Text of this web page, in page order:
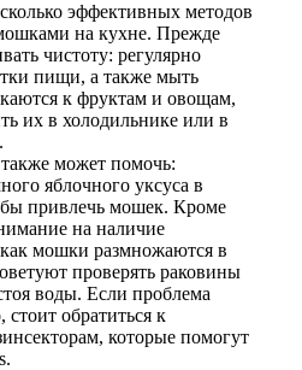
эффективных методов
на кухне. Прежде
чистоту: регулярно
пищи, а также мыть
к фруктам и овощам,
их в холодильнике или в
может помочь:
яблочного уксуса в
привлечь мошек. Кроме
на наличие
мошки размножаются в
проверять раковины
воды. Если проблема
стоит обратиться к
которые помогут